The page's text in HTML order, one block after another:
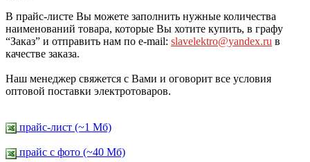
В прайс-листе Вы можете заполнить нужные количества
наименований товара, которые Вы хотите купить, в графу
“Заказ” и отправить нам по e-mail: slavelektro@yandex.ru в
качестве заказа.
Наш менеджер свяжется с Вами и оговорит все условия
оптовой поставки электротоваров.
прайс-лист (~1 Мб)
прайс c фото (~40 Мб)